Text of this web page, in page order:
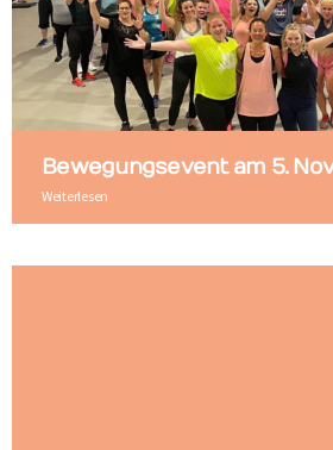
Bewegungsevent am 5.
Weiterlesen